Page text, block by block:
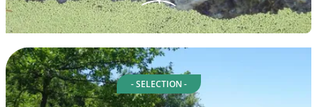
- SELECTION -